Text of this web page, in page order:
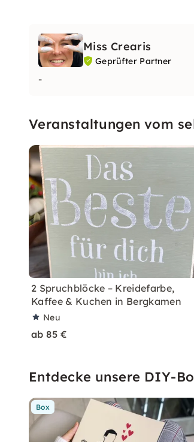
Miss Crearis
Geprüfter Partner
-
Veranstaltungen vom
2 Spruchblöcke – Kreidefarbe,
Kaffee & Kuchen in Bergkamen
Neu
ab 85 €
Entdecke unsere DIY-
Box